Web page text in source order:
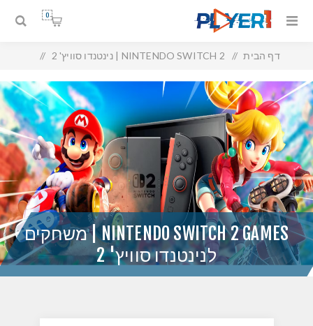
0
דף הבית / NINTENDO SWITCH 2 | נינטנדו סוויץ' 2 /
NINTENDO SWITCH 2 GAMES | משחקים לנינטנדו סוויץ' 2
NINTENDO SWITCH 2 GAMES | משחקים
לנינטנדו סוויץ' 2